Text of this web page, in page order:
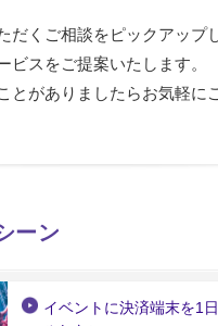
だくご相談をピックアップ
ビスをご提案いたします。
とがありましたらお気軽に
ーン
イベントに決済端末を1